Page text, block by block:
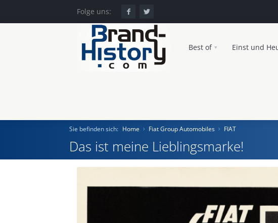
Folge uns:
Best of Einst und
Home
Sie befinden sich: Home Fiat Group Automobiles FIAT
Das ist meine Lieblingsmarke!